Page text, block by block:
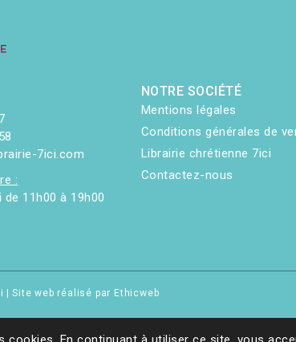
7ici.com
:
11h00 à 19h00
NOTRE SOCIÉTÉ
Mentions légales
Conditions générales de
Librairie chrétienne 7ici
Contactez-nous
|Site web réalisé par Ethicweb